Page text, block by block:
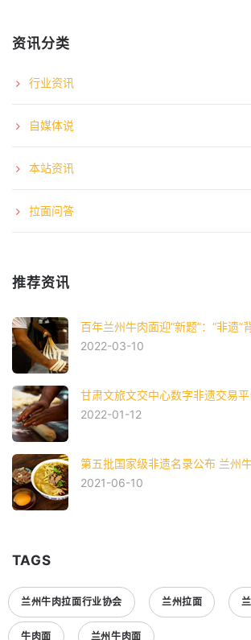
资讯分类
行业资讯
自媒体说
本站资讯
拉面问答
推荐资讯
百年兰州牛肉面迎“新题”：“非遗”
2022-03-10
甘肃文旅文交中心数字非遗交易
2022-01-12
第五批国家级非遗名录公布 兰州
2021-06-10
TAGS
兰州牛肉拉面行业协会 兰州拉面
牛肉面 兰州牛肉面